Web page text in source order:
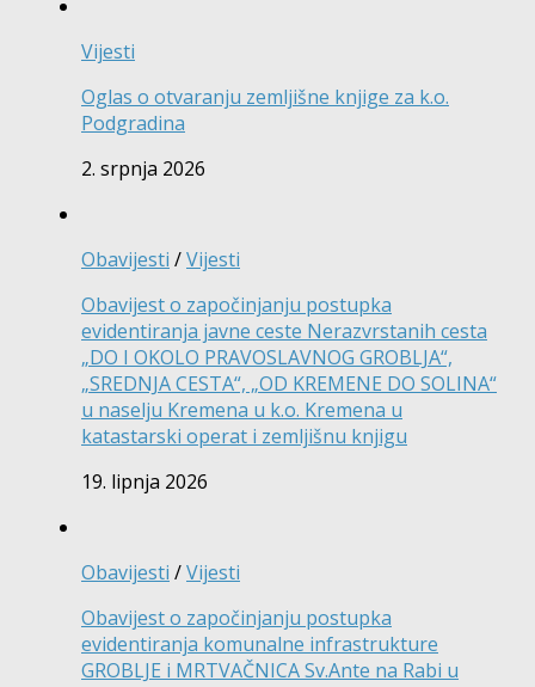
Vijesti
Oglas o otvaranju zemljišne knjige za k.o.
Podgradina
2. srpnja 2026
Obavijesti /Vijesti
Obavijest o započinjanju postupka
evidentiranja javne ceste Nerazvrstanih cesta
„DO I OKOLO PRAVOSLAVNOG GROBLJA“,
„SREDNJA CESTA“, „OD KREMENE DO SOLINA“
u naselju Kremena u k.o. Kremena u
katastarski operat i zemljišnu knjigu
19. lipnja 2026
Obavijesti /Vijesti
Obavijest o započinjanju postupka
evidentiranja komunalne infrastrukture
GROBLJE i MRTVAČNICA Sv.Ante na Rabi u